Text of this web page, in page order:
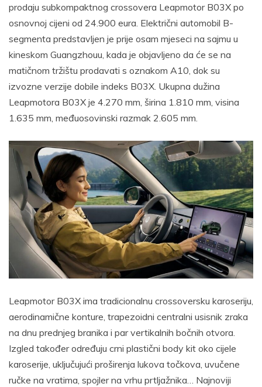
prodaju subkompaktnog crossovera Leapmotor B03X po
osnovnoj cijeni od 24.900 eura. Električni automobil B-
segmenta predstavljen je prije osam mjeseci na sajmu u
kineskom Guangzhouu, kada je objavljeno da će se na
matičnom tržištu prodavati s oznakom A10, dok su
izvozne verzije dobile indeks B03X. Ukupna dužina
Leapmotora B03X je 4.270 mm, širina 1.810 mm, visina
1.635 mm, međuosovinski razmak 2.605 mm.
Leapmotor B03X ima tradicionalnu crossoversku karoseriju,
aerodinamične konture, trapezoidni centralni usisnik zraka
na dnu prednjeg branika i par vertikalnih bočnih otvora.
Izgled također određuju crni plastični body kit oko cijele
karoserije, uključujući proširenja lukova točkova, uvučene
ručke na vratima, spojler na vrhu prtljažnika… Najnoviji